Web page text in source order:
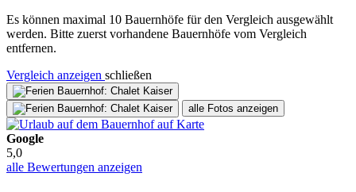
Es können maximal 10 Bauernhöfe für den Vergleich ausgewählt
werden. Bitte zuerst vorhandene Bauernhöfe vom Vergleich
entfernen.
Vergleich anzeigen schließen
alle Fotos anzeigen
Google
5,0
alle Bewertungen anzeigen